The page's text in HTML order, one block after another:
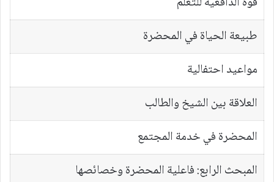
طبيعة الحياة في المحضرة
مواعيد احتفالية
العلاقة بين الشيخ والطالب
المحضرة في خدمة المجتمع
المبحث الرابع: فاعلية المحضرة وخصائصها